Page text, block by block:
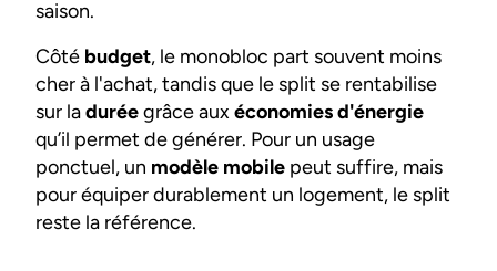
saison.
Côté budget, le monobloc part souvent moins
cher à l'achat, tandis que le split se rentabilise
sur laduréegrâce auxéconomies d'énergie
qu’il permet de générer. Pour un usage
ponctuel, un modèle mobile peut suffire, mais
pour équiper durablement un logement, le split
reste la référence.